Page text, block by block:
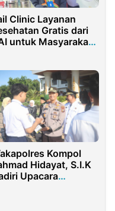
Clinic Layanan
Gratis dari
untuk Masyarakat
Kompol
Hidayat, S.I.K
Upacara